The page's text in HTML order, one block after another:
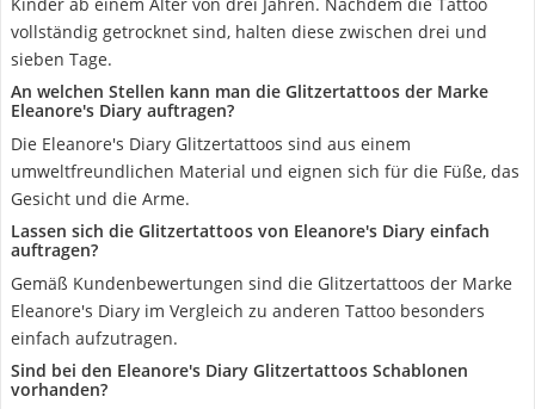
vollständig getrocknet sind, halten diese zwischen drei und
sieben Tage.
An welchen Stellen kann man die Glitzertattoos der Marke
Eleanore's Diary auftragen?
Die Eleanore's Diary Glitzertattoos sind aus einem
umweltfreundlichen Material und eignen sich für die Füße, das
Gesicht und die Arme.
Lassen sich die Glitzertattoos von Eleanore's Diary einfach
auftragen?
Gemäß Kundenbewertungen sind die Glitzertattoos der Marke
Eleanore's Diary im Vergleich zu anderen Tattoo besonders
einfach aufzutragen.
Sind bei den Eleanore's Diary Glitzertattoos Schablonen
vorhanden?